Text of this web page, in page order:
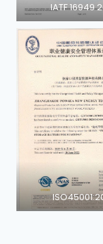
IATF 16949